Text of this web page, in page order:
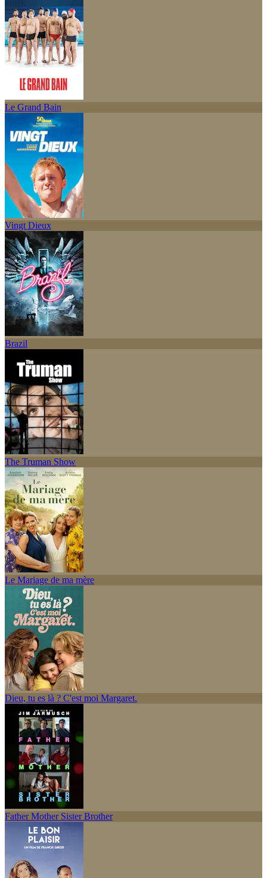
Le Grand Bain
Vingt Dieux
Brazil
The Truman Show
Le Mariage de ma mère
Dieu, tu es là ? C'est moi Margaret.
Father Mother Sister Brother